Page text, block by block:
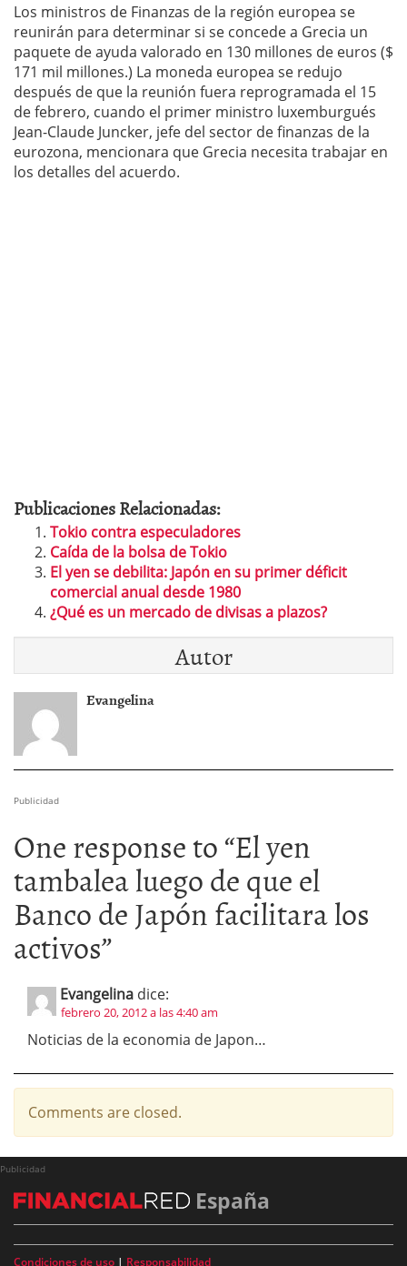
Los ministros de Finanzas de la región europea se
reunirán para determinar si se concede a Grecia un
paquete de ayuda valorado en 130 millones de euros ($
171 mil millones.) La moneda europea se redujo
después de que la reunión fuera reprogramada el 15
de febrero, cuando el primer ministro luxemburgués
Jean-Claude Juncker, jefe del sector de finanzas de la
eurozona, mencionara que Grecia necesita trabajar en
los detalles del acuerdo.
Publicaciones Relacionadas:
Tokio contra especuladores
Caída de la bolsa de Tokio
El yen se debilita: Japón en su primer déficit
comercial anual desde 1980
¿Qué es un mercado de divisas a plazos?
Autor
Evangelina
Publicidad
One response to “El yen
tambalea luego de que el
Banco de Japón facilitara los
activos”
Evangelina dice:
febrero 20, 2012 a las 4:40 am
Noticias de la economia de Japon…
Comments are closed.
Publicidad
España
Condiciones de uso | Responsabilidad